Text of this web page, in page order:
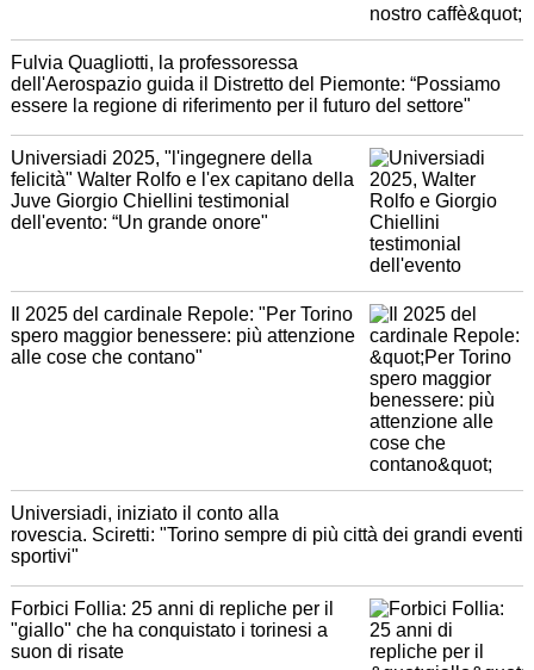
Fulvia Quagliotti, la professoressa
dell'Aerospazio guida il Distretto del Piemonte: “Possiamo
essere la regione di riferimento per il futuro del settore"
Universiadi 2025, "l'ingegnere della
felicità" Walter Rolfo e l'ex capitano della
Juve Giorgio Chiellini testimonial
dell'evento: “Un grande onore"
Il 2025 del cardinale Repole: "Per Torino
spero maggior benessere: più attenzione
alle cose che contano"
Universiadi, iniziato il conto alla
rovescia. Sciretti: "Torino sempre di più città dei grandi eventi
sportivi"
Forbici Follia: 25 anni di repliche per il
"giallo" che ha conquistato i torinesi a
suon di risate